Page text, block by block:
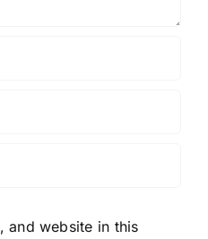
and website in this